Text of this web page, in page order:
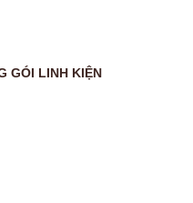
GÓI LINH KIỆN